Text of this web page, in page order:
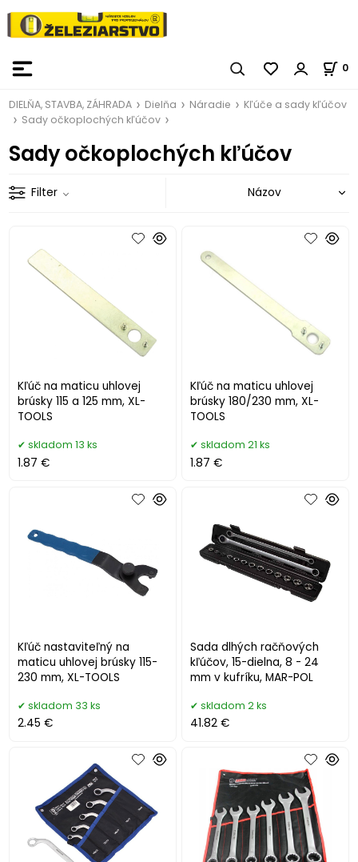
0
DIELŇA, STAVBA, ZÁHRADA Dielňa Náradie
Kľúče a sady kľúčov
Sady očkoplochých kľúčov
Sady očkoplochých kľúčov
Filter
Kľúč na maticu uhlovej
brúsky 115 a 125 mm, XL-
TOOLS
skladom 13 ks
1.87 €
Kľúč na maticu uhlovej
brúsky 180/230 mm, XL-
TOOLS
skladom 21 ks
1.87 €
Kľúč nastaviteľný na
maticu uhlovej brúsky 115-
230 mm, XL-TOOLS
skladom 33 ks
2.45 €
Sada dlhých račňových
kľúčov, 15-dielna, 8 - 24
mm v kufríku, MAR-POL
skladom 2 ks
41.82 €